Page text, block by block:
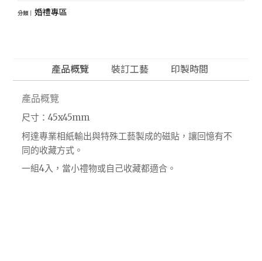
分類｜ 婚禮專區
產品概覽 裝訂工藝 印製時間
產品概覽
尺寸：45x45mm
柯達專業相紙輸出與特殊工藝製成的磁貼，讓回憶有不
同的收藏方式。
一組4入，當小禮物或自己收藏都適合。